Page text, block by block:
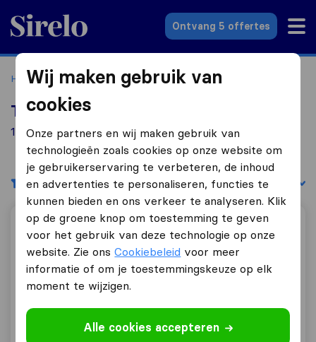
Sirelo.nl
Ontvang 5 offertes
Home Verhuisbedrijven Verhuisbedrijven Groningen
Top 10 verhuisbedrijven in Groningen
13 verhuisbedrijven gevonden in Groningen
Filters Sorteer op:
UTS Van Hoek Verhuizingen
9,8 17
UTS Van Hoek Verhuizingen
Wij maken gebruik van
cookies
Onze partners en wij maken gebruik van
technologieën zoals cookies op onze website om
je gebruikerservaring te verbeteren, de inhoud
en advertenties te personaliseren, functies te
kunnen bieden en ons verkeer te analyseren. Klik
op de groene knop om toestemming te geven
voor het gebruik van deze technologie op onze
website. Zie onsCookiebeleid voor meer
informatie of om je toestemmingskeuze op elk
moment te wijzigen.
Alle cookies accepteren